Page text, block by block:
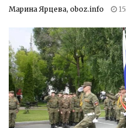
Марина Ярцева, oboz.info